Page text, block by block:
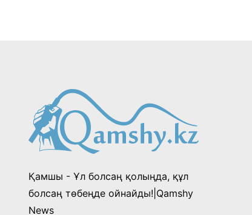
Қамшы - Ұл болсаң қолыңда, құл
болсаң төбеңде ойнайды!|Qamshy
News